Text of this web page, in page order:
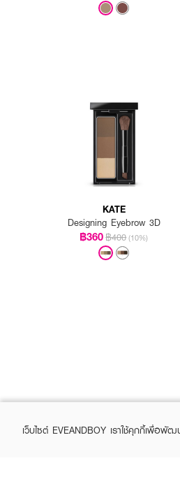
KATE
Designing Eyebrow 3D
฿360฿400 (10%)
เว็บไซต์ EVEANDBOY เราใช้คุกกี้เพื่อพั